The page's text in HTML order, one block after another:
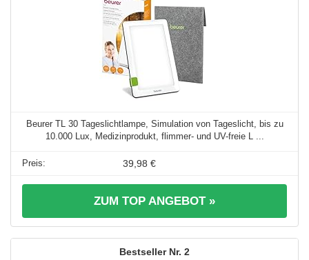
Beurer TL 30 Tageslichtlampe, Simulation von Tageslicht, bis zu
10.000 Lux, Medizinprodukt, flimmer- und UV-freie L ...
39,98 €
ZUM TOP ANGEBOT »
2